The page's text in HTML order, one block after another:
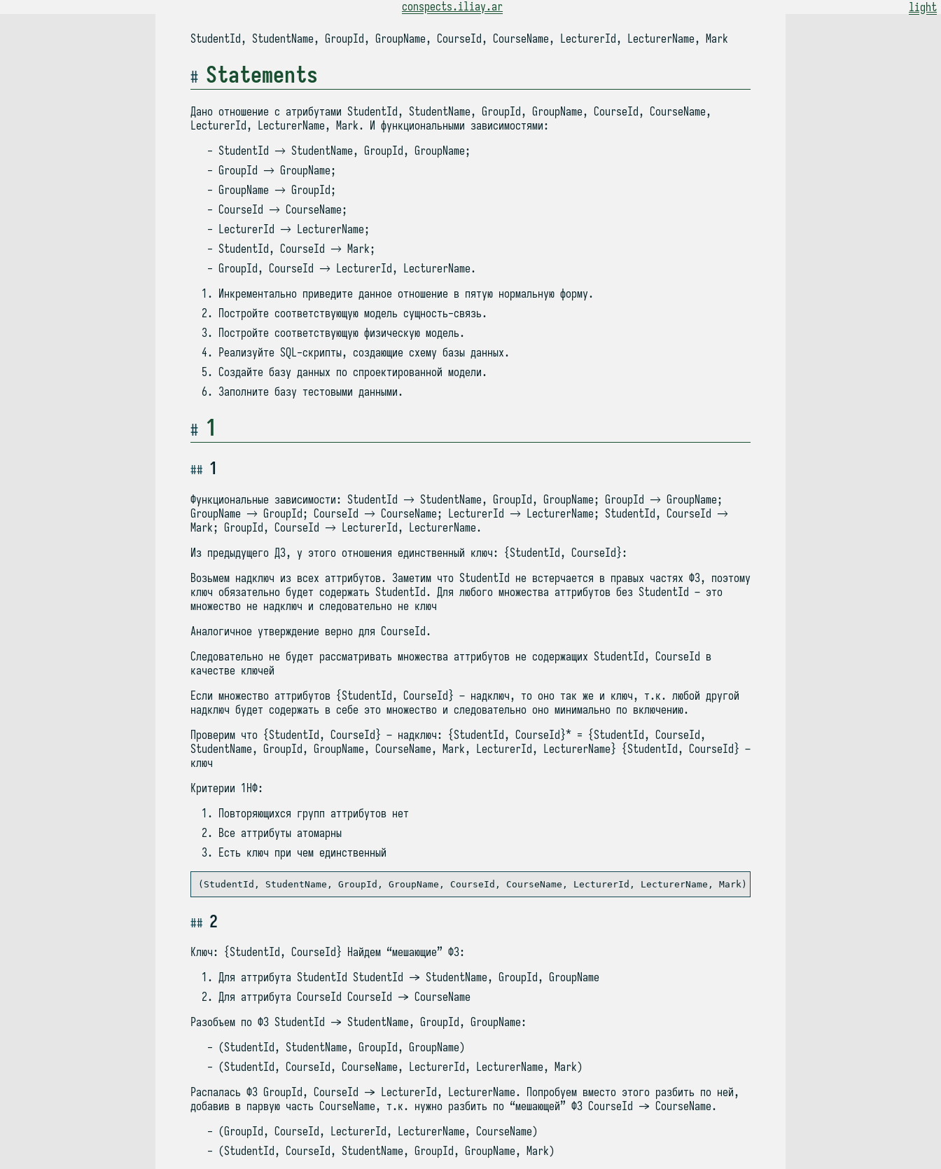
conspects.iliay.ar light
StudentId, StudentName, GroupId, GroupName, CourseId, CourseName, LecturerId, LecturerName, Mark
Statements
Дано отношение с атрибутами StudentId, StudentName, GroupId, GroupName, CourseId, CourseName,
LecturerId, LecturerName, Mark. И функциональными зависимостями:
StudentId → StudentName, GroupId, GroupName;
GroupId → GroupName;
GroupName → GroupId;
CourseId → CourseName;
LecturerId → LecturerName;
StudentId, CourseId → Mark;
GroupId, CourseId → LecturerId, LecturerName.
Инкрементально приведите данное отношение в пятую нормальную форму.
Постройте соответствующую модель сущность-связь.
Постройте соответствующую физическую модель.
Реализуйте SQL-скрипты, создающие схему базы данных.
Создайте базу данных по спроектированной модели.
Заполните базу тестовыми данными.
1
1
Функциональные зависимости: StudentId → StudentName, GroupId, GroupName; GroupId → GroupName;
GroupName → GroupId; CourseId → CourseName; LecturerId → LecturerName; StudentId, CourseId →
Mark; GroupId, CourseId → LecturerId, LecturerName.
Из предыдущего ДЗ, у этого отношения единственный ключ: {StudentId, CourseId}:
Возьмем надключ из всех аттрибутов. Заметим что StudentId не встерчается в правых частях ФЗ, поэтому
ключ обязательно будет содержать StudentId. Для любого множества аттрибутов без StudentId – это
множество не надключ и следовательно не ключ
Аналогичное утверждение верно для CourseId.
Следовательно не будет рассматривать множества аттрибутов не содержащих StudentId, CourseId в
качестве ключей
Если множество аттрибутов {StudentId, CourseId} – надключ, то оно так же и ключ, т.к. любой другой
надключ будет содержать в себe это множество и следовательно оно минимально по включению.
Проверим что {StudentId, CourseId} – надключ: {StudentId, CourseId}* = {StudentId, CourseId,
StudentName, GroupId, GroupName, CourseName, Mark, LecturerId, LecturerName} {StudentId, CourseId} –
ключ
Критерии 1НФ:
Повторяющихся групп аттрибутов нет
Все аттрибуты атомарны
Есть ключ при чем единственный
2
Ключ: {StudentId, CourseId} Найдем “мешающие” ФЗ:
Для аттрибута StudentId StudentId -> StudentName, GroupId, GroupName
Для аттрибута CourseId CourseId -> CourseName
Разобъем по ФЗ StudentId -> StudentName, GroupId, GroupName:
(StudentId, StudentName, GroupId, GroupName)
(StudentId, CourseId, CourseName, LecturerId, LecturerName, Mark)
Распалась ФЗ GroupId, CourseId -> LecturerId, LecturerName. Попробуем вместо этого разбить по ней,
добавив в парвую часть CourseName, т.к. нужно разбить по “мешающей” ФЗ CourseId -> CourseName.
(GroupId, CourseId, LecturerId, LecturerName, CourseName)
(StudentId, CourseId, StudentName, GroupId, GroupName, Mark)